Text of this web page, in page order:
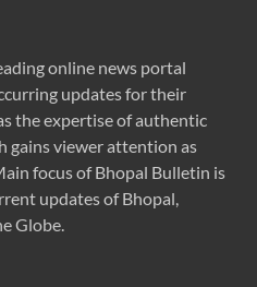
online news portal
updates for their
the expertise of authentic
gains viewer attention as
focus of Bhopal Bulletin is
updates of Bhopal,
Globe.